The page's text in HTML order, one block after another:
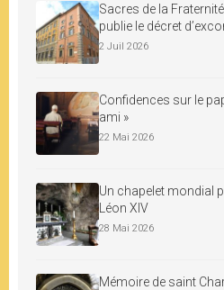
Sacres de la
publie le décret
2 Juil 2026
Confidences sur le
ami »
22 Mai 2026
Un chapelet mondial
Léon XIV
28 Mai 2026
Mémoire de saint